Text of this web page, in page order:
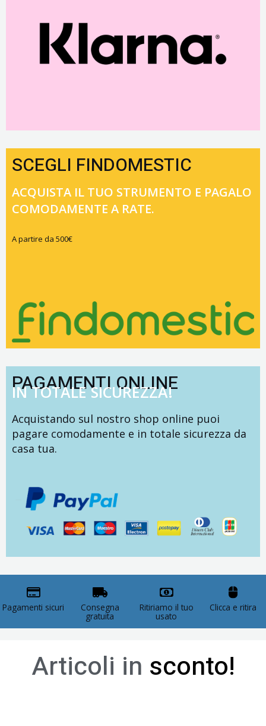
SCEGLI FINDOMESTIC
ACQUISTA IL TUO STRUMENTO E PAGALO
COMODAMENTE A RATE.
A partire da 500€
PAGAMENTI ONLINE
IN TOTALE SICUREZZA!
Acquistando sul nostro shop online puoi
pagare comodamente e in totale sicurezza da
casa tua.
Pagamenti sicuri Consegna
gratuita
Ritiriamo il tuo
usato
Clicca e ritira
Articoli in sconto!